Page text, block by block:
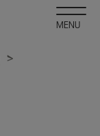
MENU
>